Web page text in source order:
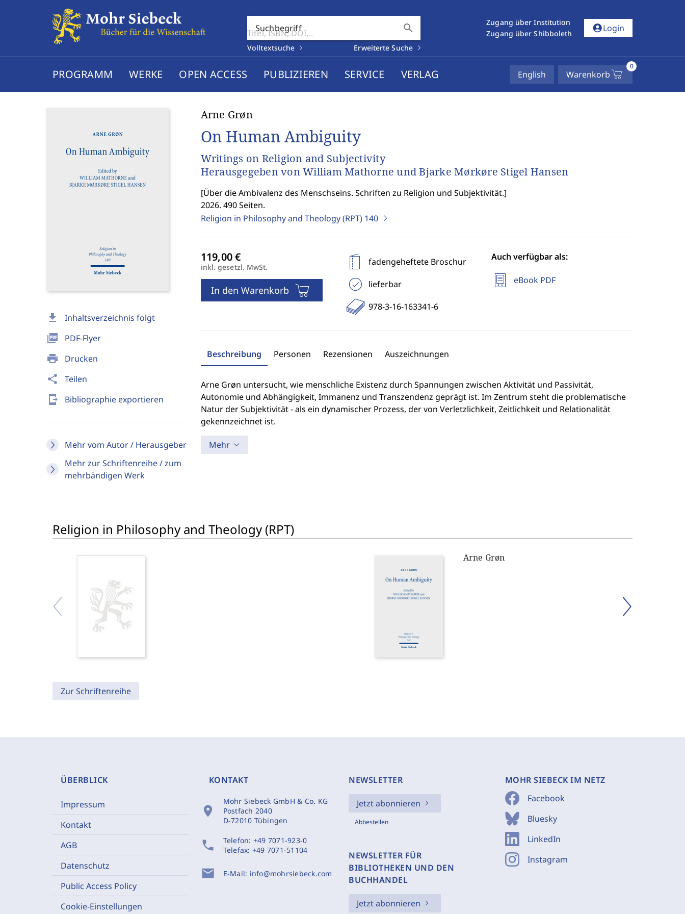
Suchbegriff search
Volltextsuche Erweiterte Suche
Zugang über Institution
Zugang über Shibboleth
account_circleLogin
PROGRAMM WERKE OPEN ACCESS PUBLIZIEREN SERVICE VERLAG English Warenkorb
0
download Inhaltsverzeichnis folgt
picture_as_pdf PDF-Flyer
print Drucken
share Teilen
send_to_mobile Bibliographie exportieren
Mehr vom Autor / Herausgeber
Mehr zur Schriftenreihe / zum
mehrbändigen Werk
Arne Grøn
On Human Ambiguity
Writings on Religion and Subjectivity
Herausgegeben von William Mathorne und Bjarke Mørkøre Stigel Hansen
[Über die Ambivalenz des Menschseins. Schriften zu Religion und Subjektivität.]
2026. 490 Seiten.
Religion in Philosophy and Theology (RPT) 140
inkl. gesetzl. MwSt.
In den Warenkorb
fadengeheftete Broschur
lieferbar
978-3-16-163341-6
Auch verfügbar als:
eBook PDF
Beschreibung Personen Rezensionen Auszeichnungen
Arne Grøn untersucht, wie menschliche Existenz durch Spannungen zwischen Aktivität und Passivität,
Autonomie und Abhängigkeit, Immanenz und Transzendenz geprägt ist. Im Zentrum steht die problematische
Natur der Subjektivität - als ein dynamischer Prozess, der von Verletzlichkeit, Zeitlichkeit und Relationalität
gekennzeichnet ist.
Mehr
Religion in Philosophy and Theology (RPT)
Arne Grøn
Zur Schriftenreihe
ÜBERBLICK
Impressum
Kontakt
AGB
Datenschutz
Public Access Policy
Cookie-Einstellungen
KONTAKT
location_on
Mohr Siebeck GmbH & Co. KG
Postfach 2040
D-72010 Tübingen
phone Telefon: +49 7071-923-0
Telefax: +49 7071-51104
mail E-Mail: info@mohrsiebeck.com
NEWSLETTER
Jetzt abonnieren
Abbestellen
NEWSLETTER FÜR
BIBLIOTHEKEN UND DEN
BUCHHANDEL
Jetzt abonnieren
MOHR SIEBECK IM NETZ
Facebook
Bluesky
LinkedIn
Instagram